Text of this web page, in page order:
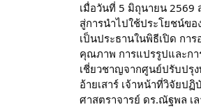
เมื่อวันที่ 5 มิถุนายน 2569
สู่การนำไปใช้ประโยชน์ขอ
เป็นประธานในพิธีเปิด กา
คุณภาพ การแปรรูปและกา
เชี่ยวชาญจากศูนย์ปรับปรุ
อ้ายเสาร์ เจ้าหน้าที่วิจัยป
ศาสตราจารย์ ดร.ณัฐพล เ